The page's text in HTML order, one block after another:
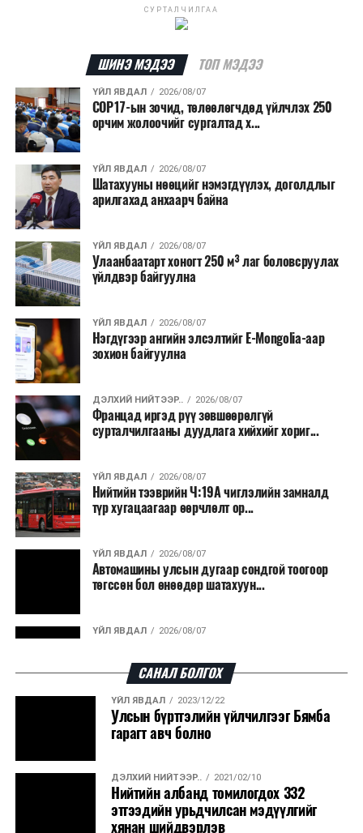
шатаасан гэх үндэслэлээр эрүүгийн хэрэг үүсгэн
шалтгааныг үргэлжлүүлэн тогтоож байгаа бөгөөд
аянгын улмаас үүсээгүй гэж үзэж байгаа аж.
Одоогоор АНУ даяар 13 мужид 90 гаруй томоохон ой,
хээрийн түймэр идэвхтэй үргэлжилж байгаагийн
талаас илүү нь Орегон болон Вашингтон мужид
бүртгэгдсэн байна. Цаг уурын байгууллагууд ойрын
өдрүүдэд агаарын температур дахин огцом
нэмэгдэж, хуурайшилт эрчимжих төлөвтэй байгааг
анхааруулсан бөгөөд энэ нь гал унтраах ажиллагаанд
шинэ сорилт учруулж болзошгүйг онцолжээ.
СУРТАЛЧИЛГАА
ШИНЭ МЭДЭЭ ТОП МЭДЭЭ
ҮЙЛ ЯВДАЛ 2026/08/07
COP17-ын зочид, төлөөлөгчдөд үйлчлэх 250
орчим жолоочийг сургалтад х...
ҮЙЛ ЯВДАЛ 2026/08/07
Шатахууны нөөцийг нэмэгдүүлэх, доголдлыг
арилгахад анхаарч байна
ҮЙЛ ЯВДАЛ 2026/08/07
Улаанбаатарт хоногт 250 м³ лаг боловсруулах
үйлдвэр байгуулна
ҮЙЛ ЯВДАЛ 2026/08/07
Нэгдүгээр ангийн элсэлтийг E-Mongolia-аар
зохион байгуулна
ДЭЛХИЙ НИЙТЭЭР.. 2026/08/07
Францад иргэд рүү зөвшөөрөлгүй
сурталчилгааны дуудлага хийхийг хориг...
ҮЙЛ ЯВДАЛ 2026/08/07
Нийтийн тээврийн Ч:19А чиглэлийн замналд
түр хугацаагаар өөрчлөлт ор...
ҮЙЛ ЯВДАЛ 2026/08/07
Автомашины улсын дугаар сондгой тоогоор
төгссөн бол өнөөдөр шатахуун...
ҮЙЛ ЯВДАЛ 2026/08/07
ДЭЛХИЙ НИЙТЭЭР..
“Уралдронзавод” компанийн ерөнхий
захирлын автомашиныг дэлбэлжээ...
ҮЙЛ ЯВДАЛ 2026/08/06
Сүхбаатар боомтоор тав хоногт 10 мянга гаруй
тонн АИ-92 автобензин и...
САНАЛ БОЛГОХ
ҮЙЛ ЯВДАЛ 2023/12/22
Улсын бүртгэлийн үйлчилгээг Бямба
гарагт авч болно
ДЭЛХИЙ НИЙТЭЭР.. 2021/02/10
Нийтийн албанд томилогдох 332
этгээдийн урьдчилсан мэдүүлгийг
хянан шийдвэрлэв